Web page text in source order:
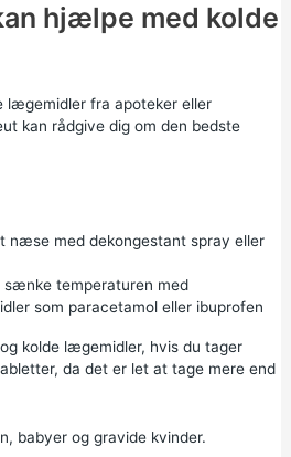
hjælpe med kolde
lægemidler fra apoteker eller
kan rådgive dig om den bedste
næse med dekongestant spray eller
sænke temperaturen med
som paracetamoleller ibuprofen
kolde lægemidler, hvis du tager
da det er let at tage mere end
babyer og gravide kvinder.